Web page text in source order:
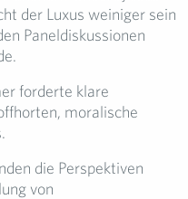
der Luxus weiniger sein
Paneldiskussionen
forderte klare
moralische
die Perspektiven
von